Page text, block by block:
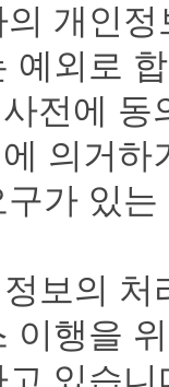
개인
예외로
전에 동
의거
가 있는
보의 처
이행을